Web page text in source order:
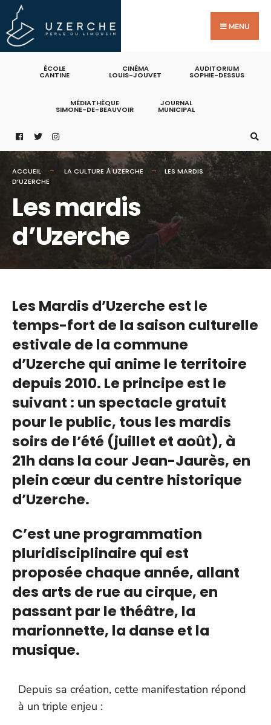
MENU
ÉCOLE
CANTINE
CINÉMA
LOUIS-JOUVET
AUDITORIUM
SOPHIE-DESSUS
MÉDIATHÈQUE
SIMONE-DE-BEAUVOIR
JOURNAL
MUNICIPAL
ACCUEIL LA CULTURE À UZERCHE
LES MARDIS
D’UZERCHE
Les mardis
d’Uzerche
Les Mardis d’Uzerche est le
temps-fort de la saison culturelle
estivale de la commune
d’Uzerche qui anime le territoire
depuis 2010. Le principe est le
suivant : un spectacle gratuit
pour le public, tous les mardis
soirs de l’été (juillet et août), à
21h dans la cour Jean-Jaurès, en
plein cœur du centre historique
d’Uzerche.
C’est une programmation
pluridisciplinaire qui est
proposée chaque année, allant
des arts de rue au cirque, en
passant par le théâtre, la
marionnette, la danse et la
musique.
Depuis sa création, cette manifestation répond
à un triple enjeu :